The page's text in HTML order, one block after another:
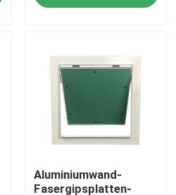
Aluminiumwand-
Fasergipsplatten-